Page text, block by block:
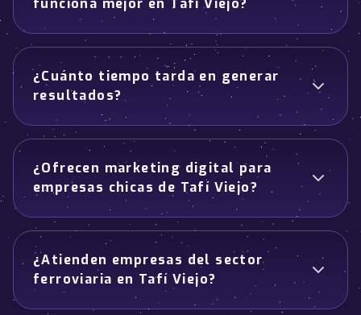
funciona mejor en Tafí Viejo?
¿Cuánto tiempo tarda en generar
resultados?
¿Ofrecen marketing digital para
empresas chicas de Tafí Viejo?
¿Atienden empresas del sector
ferroviaria en Tafí Viejo?